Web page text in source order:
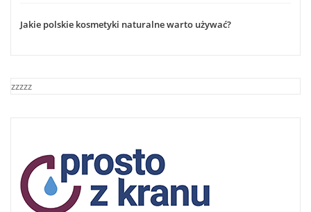
Jakie polskie kosmetyki naturalne warto używać?
zzzzz